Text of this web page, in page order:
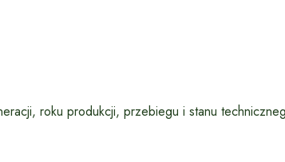
roku produkcji, przebiegu i stanu